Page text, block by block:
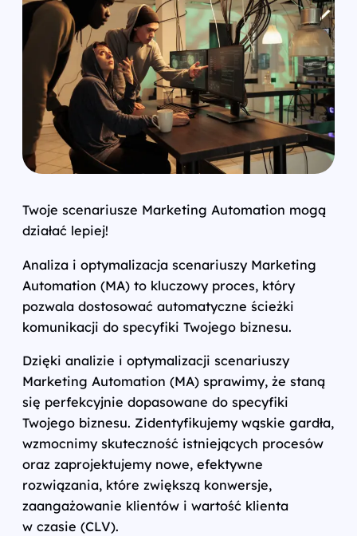
Twoje scenariusze Marketing Automation mogą
działać lepiej!
Analiza i optymalizacja scenariuszy Marketing
Automation (MA) to kluczowy proces, który
pozwala dostosować automatyczne ścieżki
komunikacji do specyfiki Twojego biznesu.
Dzięki analizie i optymalizacji scenariuszy
Marketing Automation (MA) sprawimy, że staną
się perfekcyjnie dopasowane do specyfiki
Twojego biznesu. Zidentyfikujemy wąskie gardła,
wzmocnimy skuteczność istniejących procesów
oraz zaprojektujemy nowe, efektywne
rozwiązania, które zwiększą konwersje,
zaangażowanie klientów i wartość klienta
w czasie (CLV).